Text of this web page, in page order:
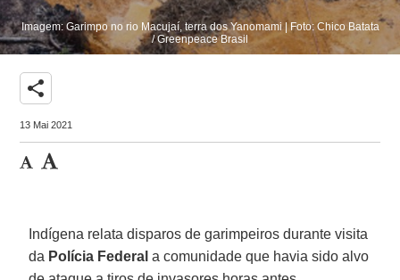
Imagem: Garimpo no rio Macujaí, terra dos Yanomami | Foto: Chico Batata
/ Greenpeace Brasil
share
13 Mai 2021
Indígena relata disparos de garimpeiros durante visita
da Polícia Federal a comunidade que havia sido alvo